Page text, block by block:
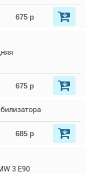
675 р
675 р
685 р
3 E90